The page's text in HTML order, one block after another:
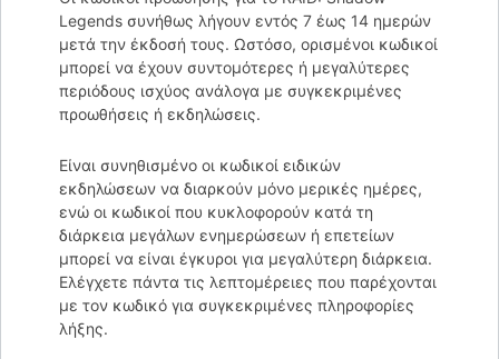
Legends συνήθως λήγουν εντός 7 έως 14 ημερών
μετά την έκδοσή τους. Ωστόσο, ορισμένοι κωδικοί
μπορεί να έχουν συντομότερες ή μεγαλύτερες
περιόδους ισχύος ανάλογα με συγκεκριμένες
προωθήσεις ή εκδηλώσεις.
Είναι συνηθισμένο οι κωδικοί ειδικών
εκδηλώσεων να διαρκούν μόνο μερικές ημέρες,
ενώ οι κωδικοί που κυκλοφορούν κατά τη
διάρκεια μεγάλων ενημερώσεων ή επετείων
μπορεί να είναι έγκυροι για μεγαλύτερη διάρκεια.
Ελέγχετε πάντα τις λεπτομέρειες που παρέχονται
με τον κωδικό για συγκεκριμένες πληροφορίες
λήξης.